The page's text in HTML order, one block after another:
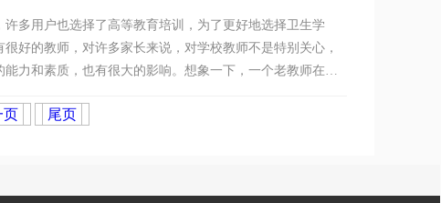
用户也选择了高等教育培训，为了更好地选择卫生学
好的教师，对许多家长来说，对学校教师不是特别关心，
力和素质，也有很大的影响。想象一下，一个老教师在回
页 尾页